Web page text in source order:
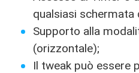
qualsiasi schermata
Supporto alla
(orizzontale);
Il tweak può essere